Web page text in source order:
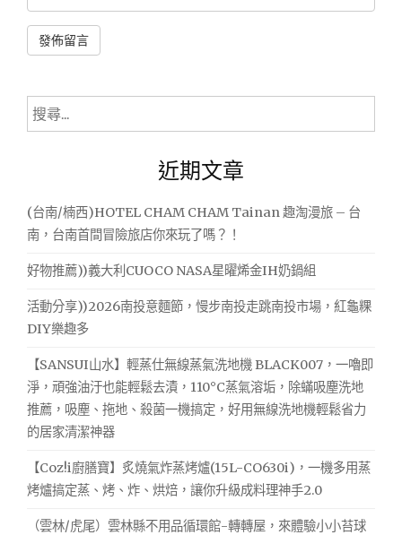
搜
尋
近期文章
(台南/楠西)HOTEL CHAM CHAM Tainan 趣淘漫旅 – 台
南，台南首間冒險旅店你來玩了嗎？！
好物推薦))義大利CUOCO NASA星曜烯金IH奶鍋組
活動分享))2026南投意麵節，慢步南投走跳南投市場，紅龜粿
DIY樂趣多
【SANSUI山水】輕蒸仕無線蒸氣洗地機 BLACK007，一嚕即
淨，頑強油汙也能輕鬆去漬，110°C蒸氣溶垢，除蟎吸塵洗地
推薦，吸塵、拖地、殺菌一機搞定，好用無線洗地機輕鬆省力
的居家清潔神器
【Coz!i廚膳寶】炙燒氣炸蒸烤爐(15L-CO630i)，一機多用蒸
烤爐搞定蒸、烤、炸、烘焙，讓你升級成料理神手2.0
（雲林/虎尾）雲林縣不用品循環館-轉轉屋，來體驗小小苔球